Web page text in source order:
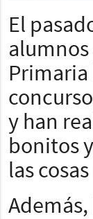
El
alumnos
y han
bonitos
las